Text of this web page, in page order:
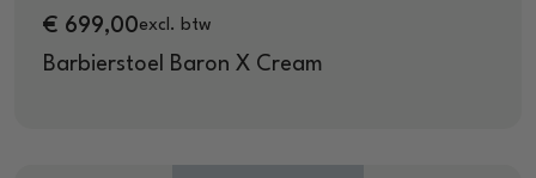
Barbierstoel Baron X Cream
€ 699,00excl. btw